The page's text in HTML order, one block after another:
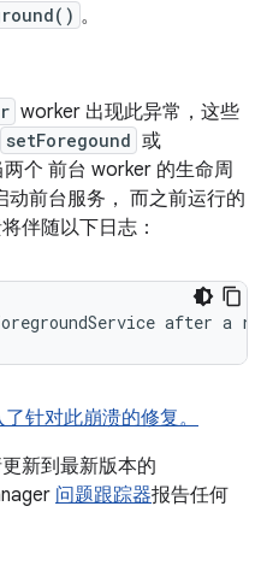
。
worker 出现此异常，这些
setForegound 或
两个 前台 worker 的生命周
前台服务， 而之前运行的
伴随以下日志：
针对此崩溃的修复。
新到最新版本的
问题跟踪器报告任何